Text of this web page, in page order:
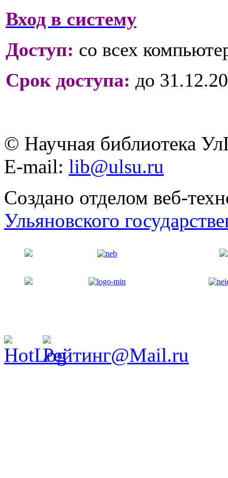
Вход в систему
Доступ: со всех
Срок доступа: до
© Научная библиотека
E-mail: lib@ulsu.ru
Создано отделом веб-
Ульяновского